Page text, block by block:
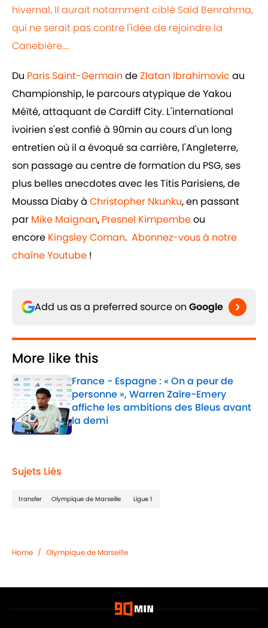
hivernal. Il aurait notamment ciblé Saïd Benrahma,
qui ne serait pas contre l'idée de rejoindre la
Canebière....
Du Paris Saint-Germain deZlatan Ibrahimovic au
Championship, le parcours atypique de Yakou
Méïté, attaquant de Cardiff City. L'international
ivoirien s'est confié à 90min au cours d'un long
entretien où il a évoqué sa carrière, l'Angleterre,
son passage au centre de formation du PSG, ses
plus belles anecdotes avec les Titis Parisiens, de
Moussa Diaby à Christopher Nkunku, en passant
par Mike Maignan, Presnel Kimpembeou
encore Kingsley Coman. Abonnez-vous à notre
chaîne Youtube !
Add us as a preferred source on Google
More like this
France - Espagne : « On a peur de
personne », Warren Zaïre-Emery
affiche les ambitions des Bleus avant
la demi
Published by on Invalid Date
Sujets Liés
transfer Olympique de Marseille Ligue 1
Home / Olympique de Marseille